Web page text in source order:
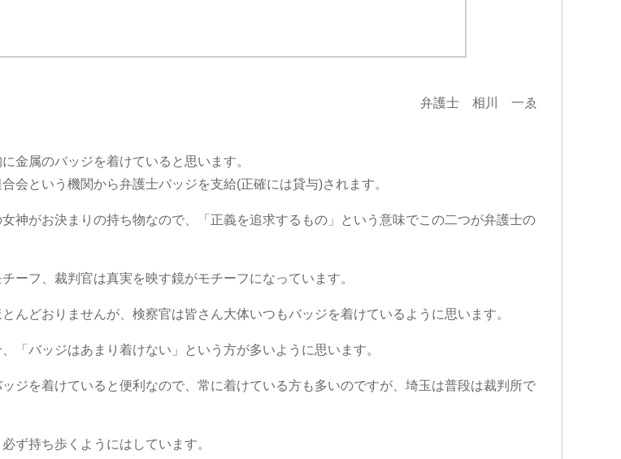
弁護士 相川 一ゑ
金属のバッジを着けていると思います。
会という機関から弁護士バッジを支給(正確には貸与)されます。
神がお決まりの持ち物なので、「正義を追求するもの」という意味でこの二つが弁護士の
ーフ、裁判官は真実を映す鏡がモチーフになっています。
んどおりませんが、検察官は皆さん大体いつもバッジを着けているように思います。
「バッジはあまり着けない」という方が多いように思います。
ジを着けていると便利なので、常に着けている方も多いのですが、埼玉は普段は裁判所で
ず持ち歩くようにはしています。